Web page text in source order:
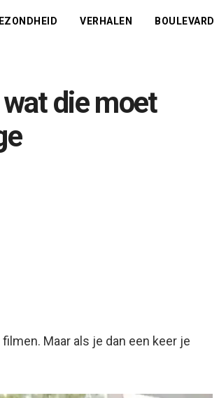
VERHALEN BOULEVARD
die moet
Maar als je dan een keer je